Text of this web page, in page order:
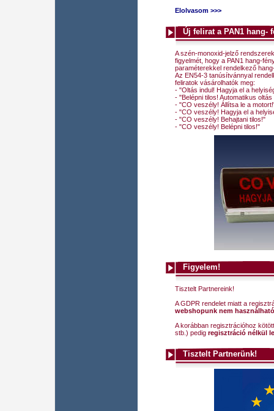
Elolvasom >>>
Új felirat a PAN1 hang-
A szén-monoxid-jelző
figyelmét, hogy a PAN1 hang-
paraméterekkel rendelkező
Az EN54-3 tanúsítvánnyal
feliratok vásárolhatók meg:
- "Oltás indul! Hagyja el a
- "Belépni tilos! Automatikus
- "CO veszély! Állítsa le a
- "CO veszély! Hagyja el a
- "CO veszély! Behajtani tilos!"
- "CO veszély! Belépni tilos!"
Figyelem!
Tisztelt Partnereink!
A GDPR rendelet miatt a
webshopunk nem használható
A korábban regisztrációhoz
stb.) pedig regisztráció nélkül
Tisztelt Partnerünk!